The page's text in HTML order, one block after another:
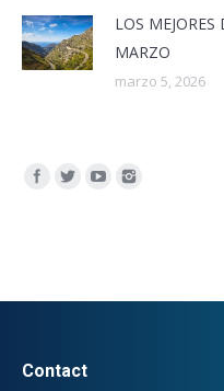
LOS MEJORES
MARZO
marzo 5, 2026
Encuéntranos en:
Contact